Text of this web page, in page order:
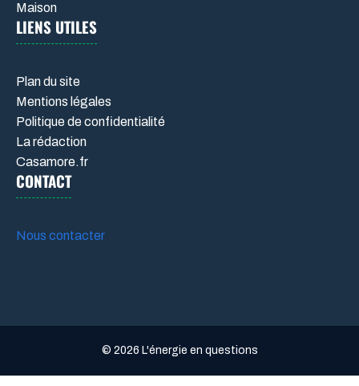
Maison
LIENS UTILES
Plan du site
Mentions légales
Politique de confidentialité
La rédaction
Casamore.fr
CONTACT
Nous contacter
© 2026 L'énergie en questions